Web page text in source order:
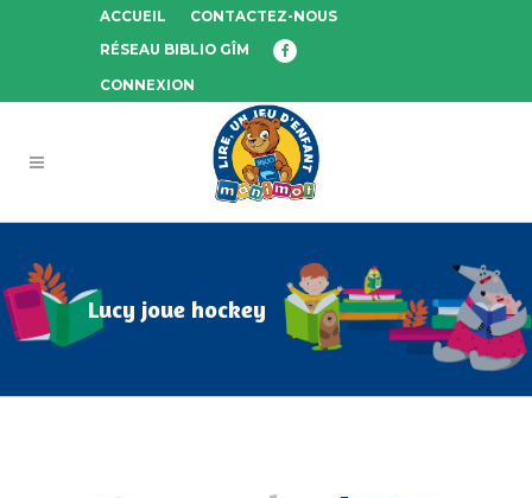
ACCUEIL
CONTACTEZ-NOUS
RÉSEAU BIBLIO GÎM
CONNEXION
Lucy joue hockey